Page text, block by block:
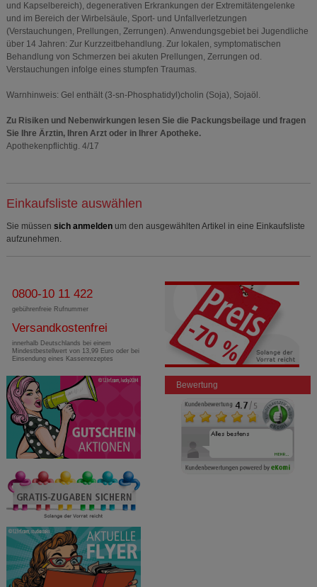
und Kapselbereich), degenerativen Erkrankungen der Extremitätengelenke
und im Bereich der Wirbelsäule, Sport- und Unfallverletzungen
(Verstauchungen, Prellungen, Zerrungen). Anwendungsgebiet bei Jugendliche
über 14 Jahren: Zur Kurzzeitbehandlung. Zur lokalen, symptomatischen
Behandlung von Schmerzen bei akuten Prellungen, Zerrungen od.
Verstauchungen infolge eines stumpfen Traumas.
Warnhinweis: Gel enthält (3-sn-Phosphatidyl)cholin (Soja), Sojaöl.
Zu Risiken und Nebenwirkungen lesen Sie die Packungsbeilage und fragen
Sie Ihre Ärztin, Ihren Arzt oder in Ihrer Apotheke.
Apothekenpflichtig. 4/17
Einkaufsliste auswählen
Sie müssen sich anmelden um den ausgewählten Artikel in eine Einkaufsliste
aufzunehmen.
0800-10 11 422
gebührenfreie Rufnummer
Versandkostenfrei
innerhalb Deutschlands bei einem
Mindestbestellwert von 13,99 Euro oder bei
Einsendung eines Kassenrezeptes
Bewertung